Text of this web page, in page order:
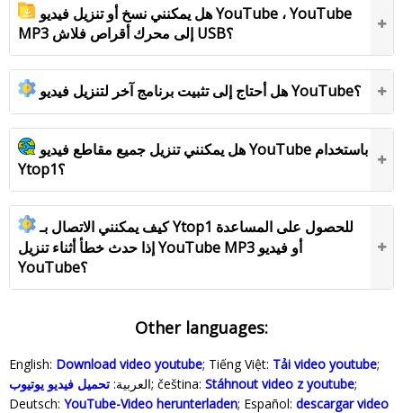
هل يمكنني نسخ أو تنزيل فيديو YouTube ، YouTube
MP3 إلى محرك أقراص فلاش USB؟
هل أحتاج إلى تثبيت برنامج آخر لتنزيل فيديو YouTube؟
هل يمكنني تنزيل جميع مقاطع فيديو YouTube باستخدام
Ytop1؟
كيف يمكنني الاتصال بـ Ytop1 للحصول على المساعدة
إذا حدث خطأ أثناء تنزيل YouTube MP3 أو فيديو
YouTube؟
Other languages:
English: Download video youtube; Tiếng Việt: Tải video youtube;
العربية: تحميل فيديو يوتيوب ; čeština: Stáhnout video z youtube;
Deutsch: YouTube-Video herunterladen; Español: descargar video